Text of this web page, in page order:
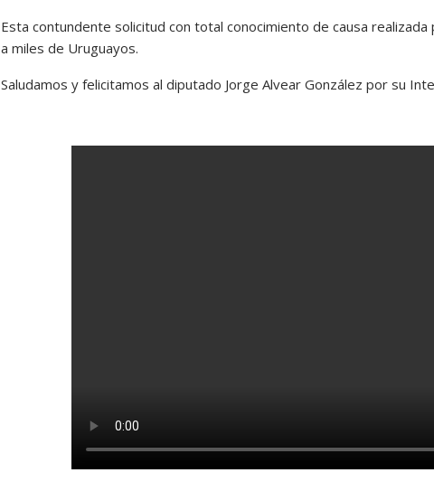
Esta contundente solicitud con total conocimiento de causa
a miles de Uruguayos.
Saludamos y felicitamos al diputado Jorge Alvear González por su